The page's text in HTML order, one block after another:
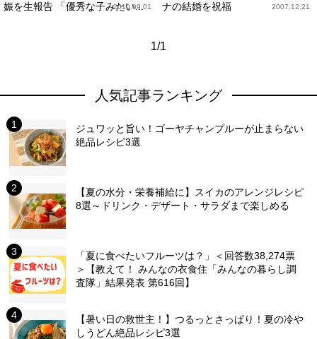
娠を生報告 「優秀な子みたい...
2010.09.01
ナの結婚を祝福
2007.12.21
1/1
人気記事ランキング
ジュワッと旨い！ゴーヤチャンプルーが止まらない
絶品レシピ3選
【夏の水分・栄養補給に】スイカのアレンジレシピ
8選～ドリンク・デザート・サラダまで楽しめる
「夏に食べたいフルーツは？」＜回答数38,274票
＞【教えて！ みんなの衣食住「みんなの暮らし調
査隊」結果発表 第616回】
【暑い日の救世主！】つるっとさっぱり！夏の冷や
しうどん絶品レシピ3選